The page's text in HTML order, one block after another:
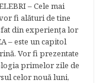
– Cele mai
fi alături de tine
din experienţa lor
– este un capitol
Vor fi prezentate
primelor zile de
celor nouă luni,